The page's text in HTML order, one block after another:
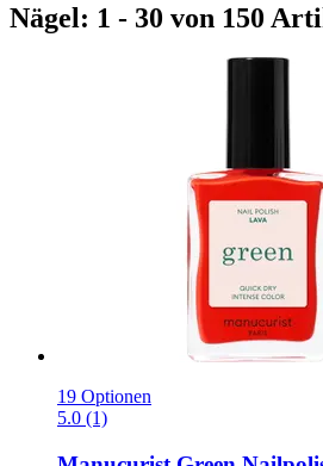
Nägel: 1 - 30 von 150
19 Optionen
5.0 (1)